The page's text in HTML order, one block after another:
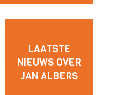
LAATSTE
NIEUWS OVER
JAN ALBERS